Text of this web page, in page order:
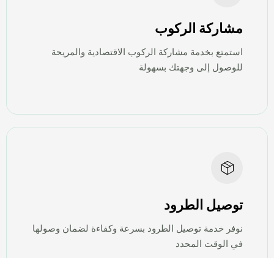
مشاركة الركوب
استمتع بخدمة مشاركة الركوب الاقتصادية والمريحة
للوصول إلى وجهتك بسهولة
توصيل الطرود
نوفر خدمة توصيل الطرود بسرعة وكفاءة لضمان وصولها
في الوقت المحدد